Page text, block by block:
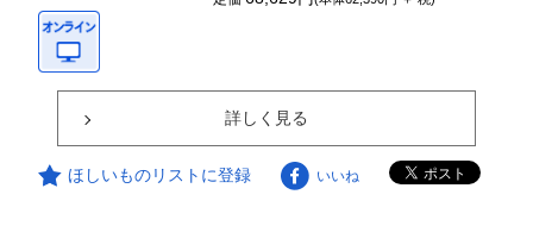
詳しく見る
ほしいものリストに登録 いいね